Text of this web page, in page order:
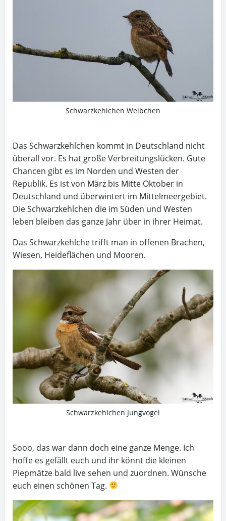
Schwarzkehlchen Weibchen
Das Schwarzkehlchen kommt in Deutschland nicht
überall vor. Es hat große Verbreitungslücken. Gute
Chancen gibt es im Norden und Westen der
Republik. Es ist von März bis Mitte Oktober in
Deutschland und überwintert im Mittelmeergebiet.
Die Schwarzkehlchen die im Süden und Westen
leben bleiben das ganze Jahr über in ihrer Heimat.
Das Schwarzkehlche trifft man in offenen Brachen,
Wiesen, Heideflächen und Mooren.
Schwarzkehlchen Jungvogel
Sooo, das war dann doch eine ganze Menge. Ich
hoffe es gefällt euch und ihr könnt die kleinen
Piepmätze bald live sehen und zuordnen. Wünsche
euch einen schönen Tag.